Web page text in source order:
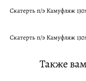
Скатерть п/э Камуфляж
Скатерть п/э Камуфляж
Также